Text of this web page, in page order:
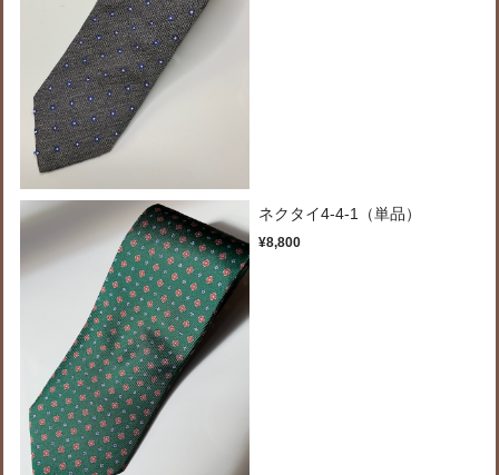
ネクタイ4-4-1（単品）
¥8,800